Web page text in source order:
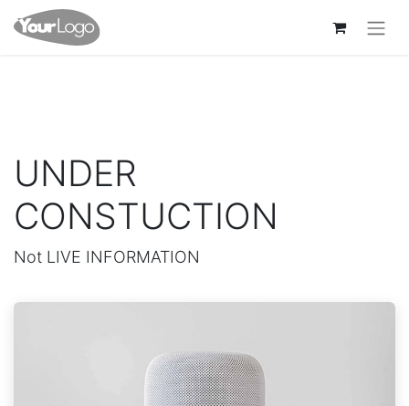
UNDER
CONSTUCTION
Not LIVE INFORMATION